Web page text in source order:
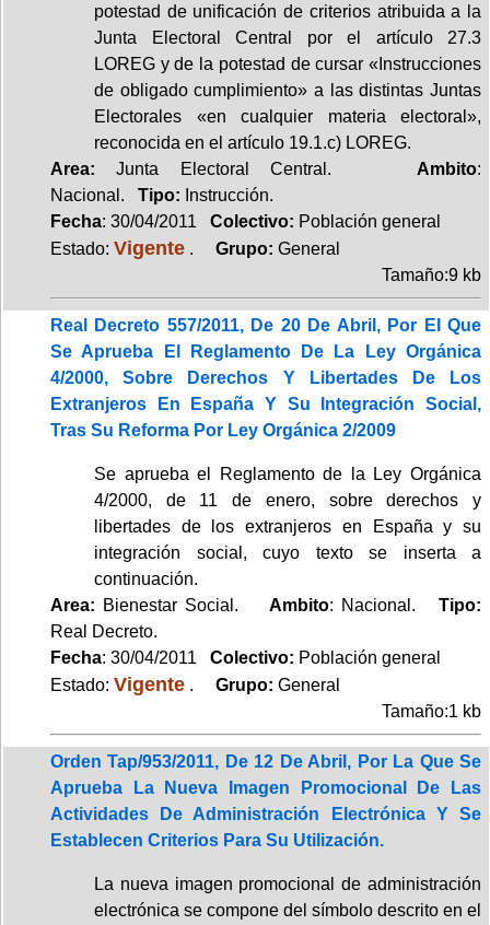
potestad de unificación de criterios atribuida a la
Junta Electoral Central por el artículo 27.3
LOREG y de la potestad de cursar «Instrucciones
de obligado cumplimiento» a las distintas Juntas
Electorales «en cualquier materia electoral»,
reconocida en el artículo 19.1.c) LOREG.
Area: Junta Electoral Central. Ambito:
Nacional. Tipo: Instrucción.
Fecha: 30/04/2011 Colectivo: Población general
Estado: Vigente . Grupo: General
Tamaño:9 kb
Real Decreto 557/2011, De 20 De Abril, Por El Que
Se Aprueba El Reglamento De La Ley Orgánica
4/2000, Sobre Derechos Y Libertades De Los
Extranjeros En España Y Su Integración Social,
Tras Su Reforma Por Ley Orgánica 2/2009
Se aprueba el Reglamento de la Ley Orgánica
4/2000, de 11 de enero, sobre derechos y
libertades de los extranjeros en España y su
integración social, cuyo texto se inserta a
continuación.
Area: Bienestar Social. Ambito: Nacional. Tipo:
Real Decreto.
Fecha: 30/04/2011 Colectivo: Población general
Estado: Vigente . Grupo: General
Tamaño:1 kb
Orden Tap/953/2011, De 12 De Abril, Por La Que Se
Aprueba La Nueva Imagen Promocional De Las
Actividades De Administración Electrónica Y Se
Establecen Criterios Para Su Utilización.
La nueva imagen promocional de administración
electrónica se compone del símbolo descrito en el